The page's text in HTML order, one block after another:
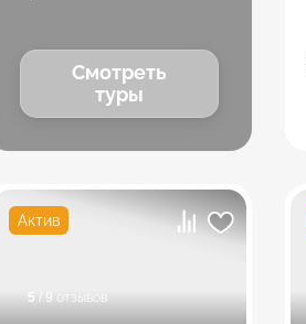
Смотреть
туры
Актив
5 / 9 отзывов